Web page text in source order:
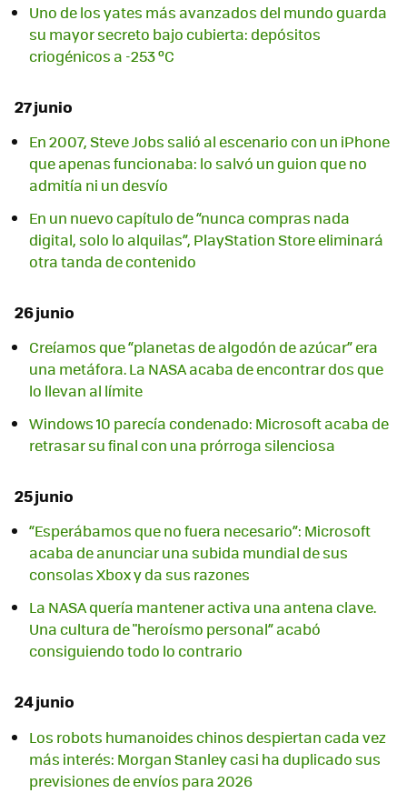
Uno de los yates más avanzados del mundo guarda
su mayor secreto bajo cubierta: depósitos
criogénicos a -253 ºC
27 junio
En 2007, Steve Jobs salió al escenario con un iPhone
que apenas funcionaba: lo salvó un guion que no
admitía ni un desvío
En un nuevo capítulo de “nunca compras nada
digital, solo lo alquilas”, PlayStation Store eliminará
otra tanda de contenido
26 junio
Creíamos que “planetas de algodón de azúcar” era
una metáfora. La NASA acaba de encontrar dos que
lo llevan al límite
Windows 10 parecía condenado: Microsoft acaba de
retrasar su final con una prórroga silenciosa
25 junio
“Esperábamos que no fuera necesario”: Microsoft
acaba de anunciar una subida mundial de sus
consolas Xbox y da sus razones
La NASA quería mantener activa una antena clave.
Una cultura de "heroísmo personal” acabó
consiguiendo todo lo contrario
24 junio
Los robots humanoides chinos despiertan cada vez
más interés: Morgan Stanley casi ha duplicado sus
previsiones de envíos para 2026